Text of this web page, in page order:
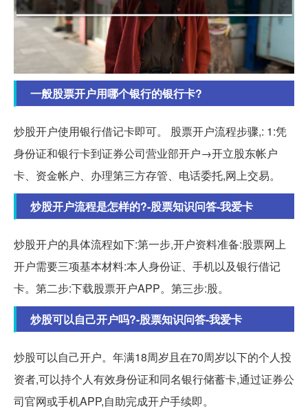
一般股票开户用哪个银行的银行卡?
炒股开户使用银行借记卡即可。 股票开户流程步骤,: 1:凭
身份证和银行卡到证券公司营业部开户→开立股东帐户
卡、资金帐户、办理第三方存管、电话委托,网上交易。
炒股开户流程是怎样的?-股票知识问答-我爱卡
炒股开户的具体流程如下:第一步,开户资料准备:股票网上
开户需要三项基本材料:本人身份证、手机以及银行借记
卡。第二步:下载股票开户APP。第三步:股。
炒股可以自己开户吗?-股票知识问答-我爱卡
炒股可以自己开户。年满18周岁且在70周岁以下的个人投
资者,可以持个人有效身份证和同名银行储蓄卡,通过证券公
司官网或手机APP,自助完成开户手续即。